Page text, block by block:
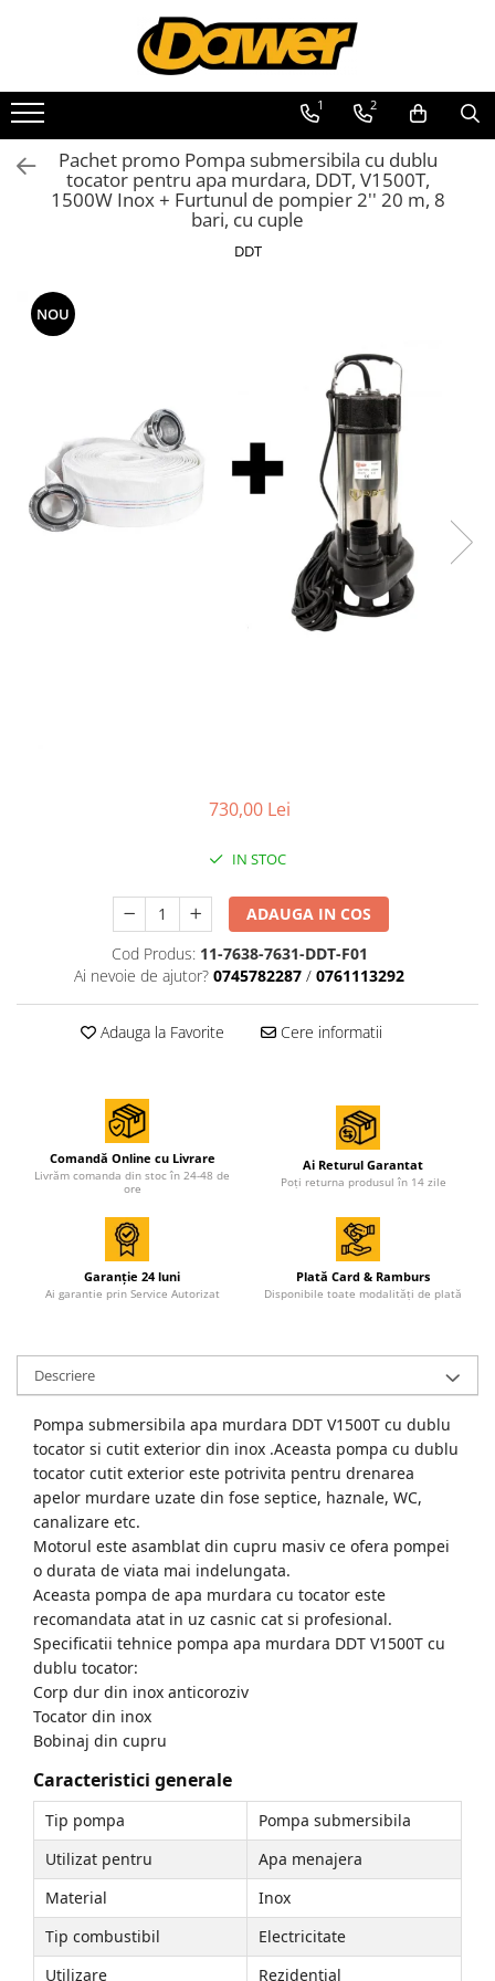
Toate Produsele
Pompe apă și Hidrofoare
Pompe submersibile
Hidrofoare
Pompe recirculare
Motopompe
Scule și Unelte electrice
Masini de gaurit
Accesorii masini de gaurit
Masini de gaurit si insurubat
Aparate sudura
Accesorii de sudura
Accesorii si consumabile drujbe
Motocoase
Casa, gradina si Bricolaj
Gradinarit
Aparate si masini gradinarit
Atomizoare si pompe de stropit
Utilaje Gradinarit
Compresoare
Accesorii Compresoare
Articole uz casnic
Electrocasnice
Intretinere locuinta
Iluminat si electrice
Cabluri electrice si conductori
Scule si unelte
Resigilate
Batoze, Zdrobitoare și Mori
electrice
Mori electrice
Mori electrice
Accesorii mori electrice
Batoze de porumb
1 2
Pachet promo Pompa submersibila cu dublu
tocator pentru apa murdara, DDT, V1500T,
1500W Inox + Furtunul de pompier 2'' 20 m, 8
bari, cu cuple
DDT
NOU
730,00 Lei
IN STOC
ADAUGA IN COS
Cod Produs: 11-7638-7631-DDT-F01
Ai nevoie de ajutor? 0745782287 / 0761113292
Adauga la Favorite Cere informatii
Comandă Online cu Livrare
Livrăm comanda din stoc în 24-48 de
ore
Ai Returul Garantat
Poți returna produsul în 14 zile
Garanție 24 luni
Ai garantie prin Service Autorizat
Plată Card & Ramburs
Disponibile toate modalități de plată
Descriere
Pompa submersibila apa murdara DDT V1500T cu dublu
tocator si cutit exterior din inox .Aceasta pompa cu dublu
tocator cutit exterior este potrivita pentru drenarea
apelor murdare uzate din fose septice, haznale, WC,
canalizare etc.
Motorul este asamblat din cupru masiv ce ofera pompei
o durata de viata mai indelungata.
Aceasta pompa de apa murdara cu tocator este
recomandata atat in uz casnic cat si profesional.
Specificatii tehnice pompa apa murdara DDT V1500T cu
dublu tocator:
Corp dur din inox anticoroziv
Tocator din inox
Bobinaj din cupru
Caracteristici generale
Tip pompa
Pompa submersibila
Utilizat pentru
Apa menajera
Material
Inox
Tip combustibil
Electricitate
Utilizare
Rezidential